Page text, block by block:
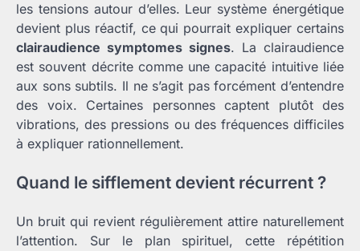
les tensions autour d’elles. Leur système énergétique
devient plus réactif, ce qui pourrait expliquer certains
clairaudience symptomes signes. La clairaudience
est souvent décrite comme une capacité intuitive liée
aux sons subtils. Il ne s’agit pas forcément d’entendre
des voix. Certaines personnes captent plutôt des
vibrations, des pressions ou des fréquences difficiles
à expliquer rationnellement.
Quand le sifflement devient récurrent ?
Un bruit qui revient régulièrement attire naturellement
l’attention. Sur le plan spirituel, cette répétition